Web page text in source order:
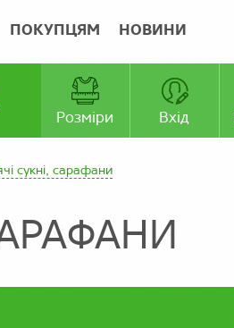
ПОКУПЦЯМ НОВИНИ
Розміри Вхід
сукні, сарафани